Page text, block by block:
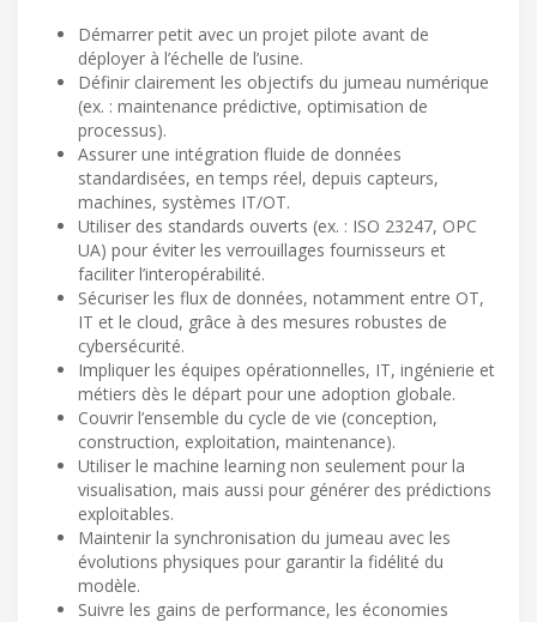
Démarrer petit avec un projet pilote avant de
déployer à l’échelle de l’usine.
Définir clairement les objectifs du jumeau numérique
(ex. : maintenance prédictive, optimisation de
processus).
Assurer une intégration fluide de données
standardisées, en temps réel, depuis capteurs,
machines, systèmes IT/OT.
Utiliser des standards ouverts (ex. : ISO 23247, OPC
UA) pour éviter les verrouillages fournisseurs et
faciliter l’interopérabilité.
Sécuriser les flux de données, notamment entre OT,
IT et le cloud, grâce à des mesures robustes de
cybersécurité.
Impliquer les équipes opérationnelles, IT, ingénierie et
métiers dès le départ pour une adoption globale.
Couvrir l’ensemble du cycle de vie (conception,
construction, exploitation, maintenance).
Utiliser le machine learning non seulement pour la
visualisation, mais aussi pour générer des prédictions
exploitables.
Maintenir la synchronisation du jumeau avec les
évolutions physiques pour garantir la fidélité du
modèle.
Suivre les gains de performance, les économies